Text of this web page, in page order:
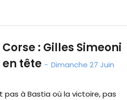
: Gilles Simeoni
tête - Dimanche 27 Juin
pas à Bastia où la victoire, pas